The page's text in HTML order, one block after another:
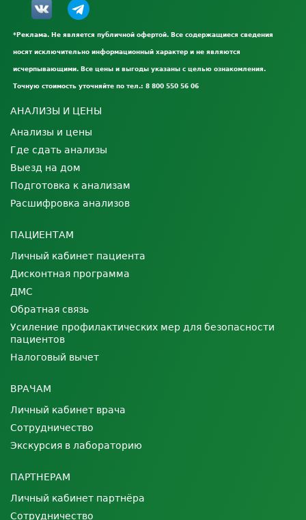
*Реклама. Не является публичной офертой. Все содержащиеся сведения
носят исключительно информационный характер и не являются
исчерпывающими. Все цены и выгоды указаны с целью ознакомления.
Точную стоимость уточняйте по тел.: 8 800 550 56 06
АНАЛИЗЫ И ЦЕНЫ
Анализы и цены
Где сдать анализы
Выезд на дом
Подготовка к анализам
Расшифровка анализов
ПАЦИЕНТАМ
Личный кабинет пациента
Дисконтная программа
ДМС
Обратная связь
Усиление профилактических мер для безопасности
пациентов
Налоговый вычет
ВРАЧАМ
Личный кабинет врача
Сотрудничество
Экскурсия в лабораторию
ПАРТНЕРАМ
Личный кабинет партнёра
Сотрудничество